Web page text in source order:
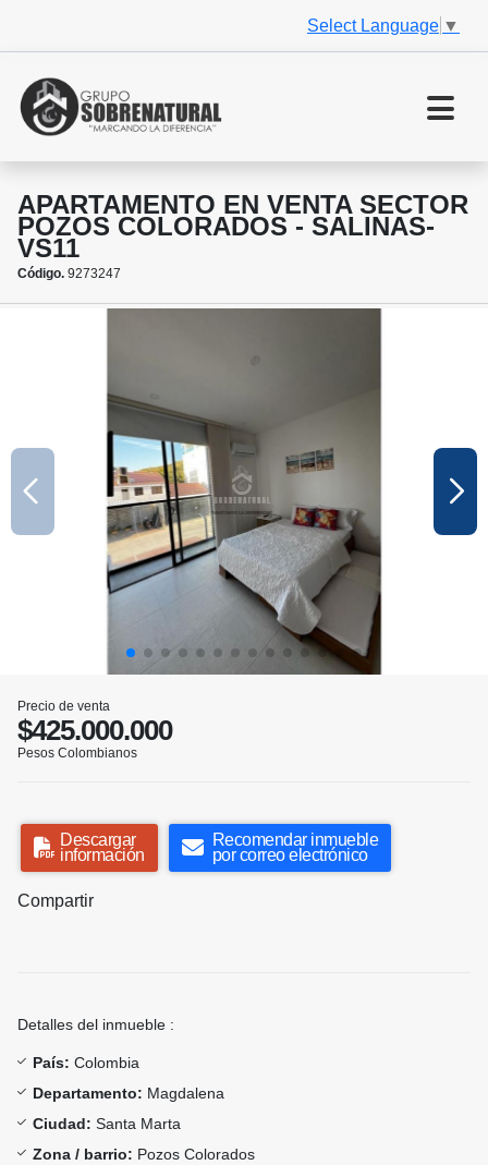
Select Language ▼
APARTAMENTO EN VENTA SECTOR
POZOS COLORADOS - SALINAS-
VS11
Código. 9273247
Precio de venta
$425.000.000
Pesos Colombianos
Descargar
información
Recomendar inmueble
por correo electrónico
Compartir
Detalles del inmueble :
País: Colombia
Departamento: Magdalena
Ciudad: Santa Marta
Zona / barrio: Pozos Colorados